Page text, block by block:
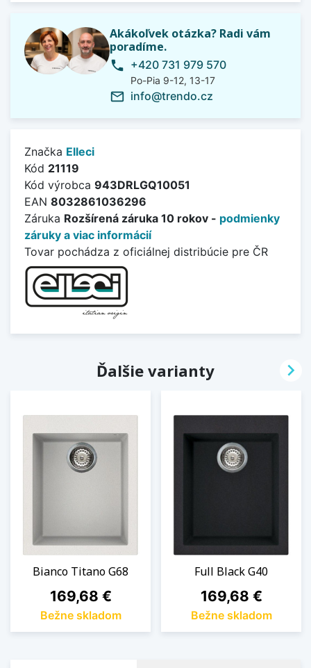
Akákoľvek otázka? Radi vám
poradíme.
phone +420 731 979 570
Po-Pia 9-12, 13-17
mail_outline info@trendo.cz
Značka Elleci
Kód 21119
Kód výrobca 943DRLGQ10051
EAN 8032861036296
Záruka Rozšírená záruka 10 rokov - podmienky
záruky a viac informácií
Tovar pochádza z oficiálnej distribúcie pre ČR
Ďalšie varianty
Bianco Titano G68
Cena
169,68 €
Bežne skladom
Full Black G40
Cena
169,68 €
Bežne skladom
